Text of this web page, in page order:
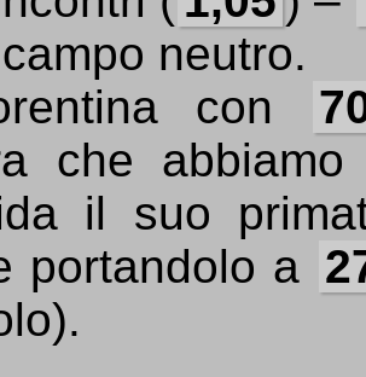
neutro.
con
che
il suo
portandolo a